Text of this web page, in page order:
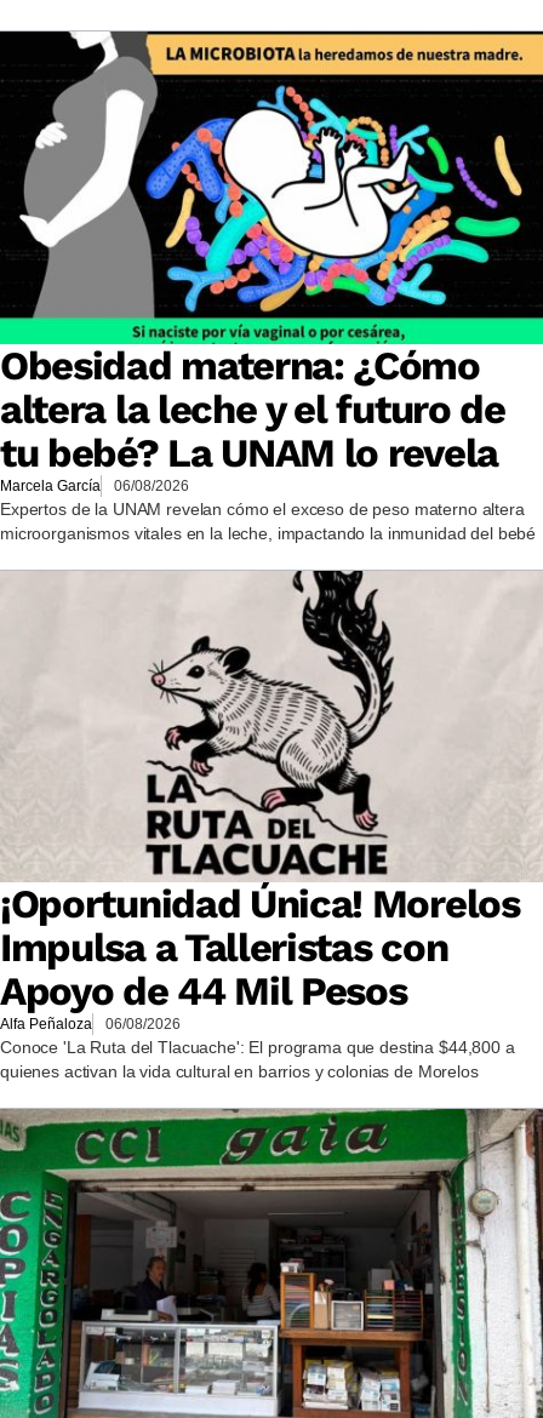
Obesidad materna: ¿Cómo
altera la leche y el futuro de
tu bebé? La UNAM lo revela
Marcela García 06/08/2026
Expertos de la UNAM revelan cómo el exceso de peso materno altera
microorganismos vitales en la leche, impactando la inmunidad del bebé
¡Oportunidad Única! Morelos
Impulsa a Talleristas con
Apoyo de 44 Mil Pesos
Alfa Peñaloza 06/08/2026
Conoce 'La Ruta del Tlacuache': El programa que destina $44,800 a
quienes activan la vida cultural en barrios y colonias de Morelos